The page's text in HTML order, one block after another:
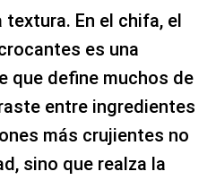
En el chifa, el
es una
que define muchos de
entre ingredientes
más crujientes no
sino que realza la